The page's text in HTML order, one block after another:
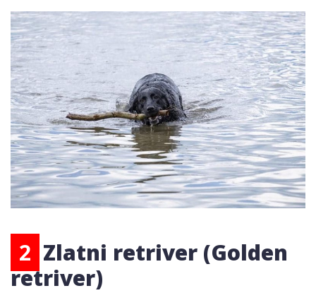
2 Zlatni retriver (Golden
retriver)